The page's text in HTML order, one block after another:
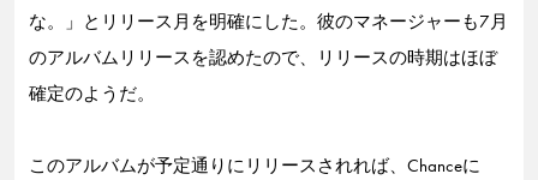
な。」とリリース月を明確にした。彼のマネージャーも7月
のアルバムリリースを認めたので、リリースの時期はほぼ
確定のようだ。
このアルバムが予定通りにリリースされれば、Chanceに